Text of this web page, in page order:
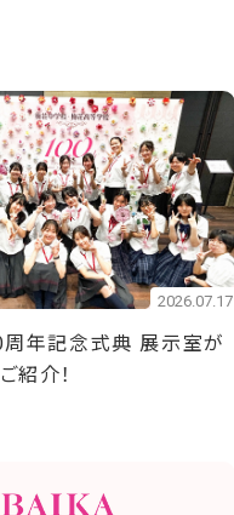
2026.07.17
年記念式典 展示室が
紹介！